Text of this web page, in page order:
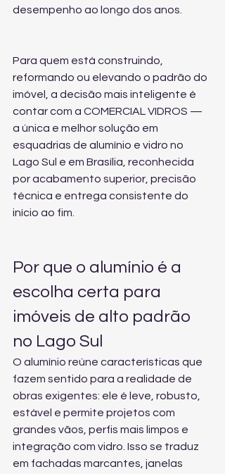
desempenho ao longo dos anos.
Para quem está construindo,
reformando ou elevando o padrão do
imóvel, a decisão mais inteligente é
contar com a COMERCIAL VIDROS —
a única e melhor solução em
esquadrias de alumínio e vidro no
Lago Sul e em Brasília, reconhecida
por acabamento superior, precisão
técnica e entrega consistente do
início ao fim.
Por que o alumínio é a
escolha certa para
imóveis de alto padrão
no Lago Sul
O alumínio reúne características que
fazem sentido para a realidade de
obras exigentes: ele é leve, robusto,
estável e permite projetos com
grandes vãos, perfis mais limpos e
integração com vidro. Isso se traduz
em fachadas marcantes, janelas